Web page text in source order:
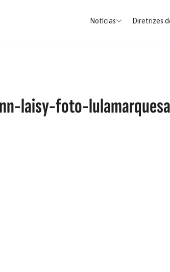
Notícias Diretrizes
laisy-foto-